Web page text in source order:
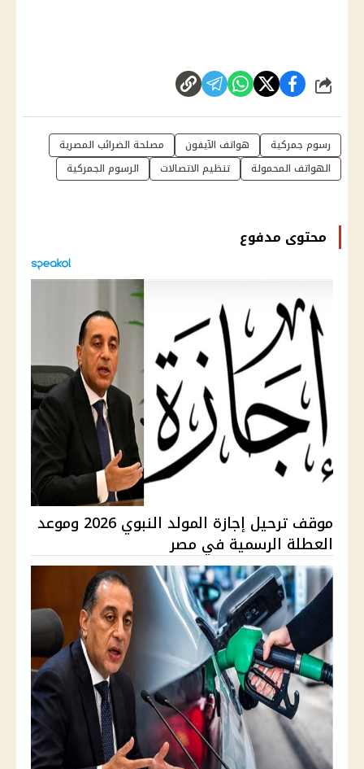
شارك
رسوم جمركية هواتف الآيفون
مصلحة الضرائب المصرية
الهواتف المحمولة
تنظيم الاتصالات الرسوم الجمركية
محتوى مدفوع
موقف ترحيل إجازة المولد النبوي 2026 وموعد
العطلة الرسمية في مصر